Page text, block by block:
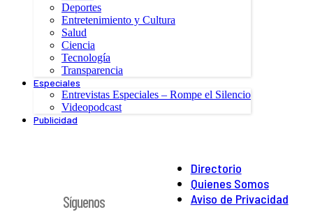
Deportes
Entretenimiento y Cultura
Salud
Ciencia
Tecnología
Transparencia
Especiales
Entrevistas Especiales – Rompe el Silencio
Videopodcast
Publicidad
Directorio
Quienes Somos
Aviso de Privacidad
Síguenos